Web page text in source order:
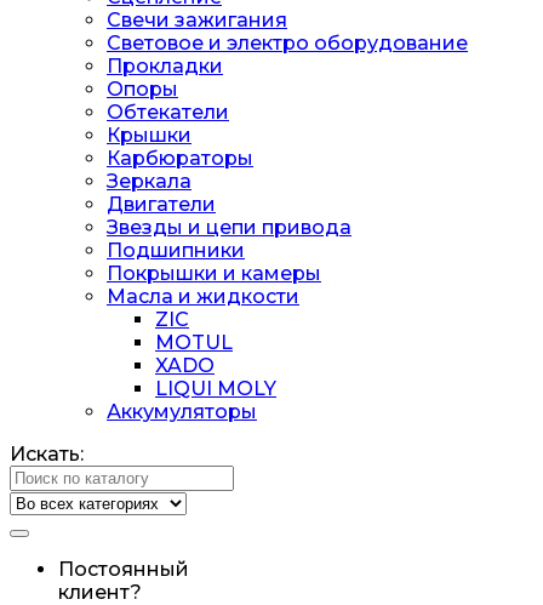
Свечи зажигания
Световое и электро оборудование
Прокладки
Опоры
Обтекатели
Крышки
Карбюраторы
Зеркала
Двигатели
Звезды и цепи привода
Подшипники
Покрышки и камеры
Масла и жидкости
ZIC
MOTUL
XADO
LIQUI MOLY
Аккумуляторы
Искать:
Постоянный
клиент?